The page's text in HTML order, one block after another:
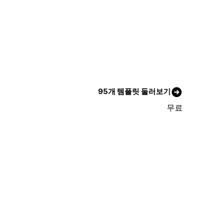
95개 템플릿 둘러보기
무료